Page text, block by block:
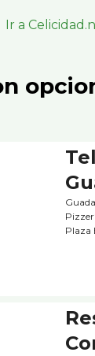
Ir a
Plaza